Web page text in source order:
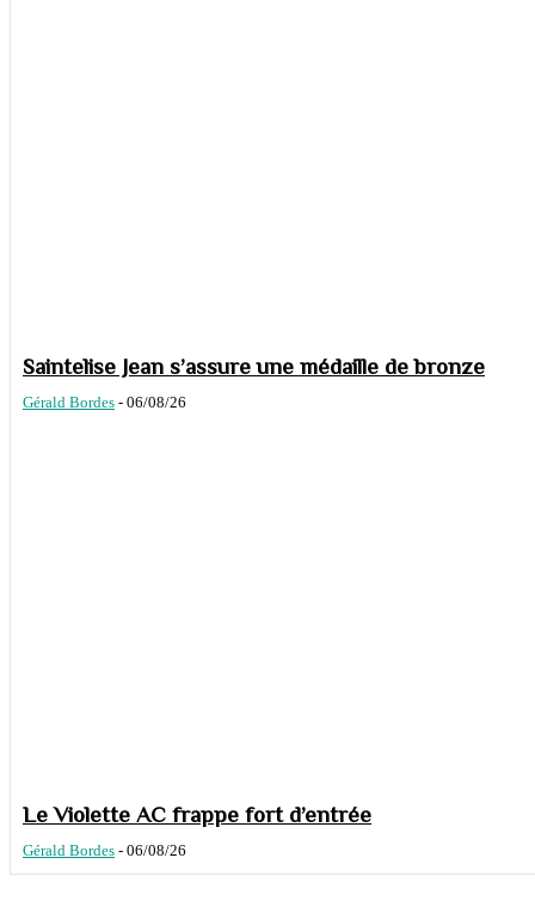
Saintelise Jean s’assure une médaille de bronze
Gérald Bordes - 06/08/26
Le Violette AC frappe fort d’entrée
Gérald Bordes - 06/08/26